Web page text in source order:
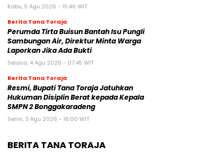
Rabu, 5 Agu 2026 - 15:46 WIT
Berita Tana Toraja
Perumda Tirta Buisun Bantah Isu Pungli
Sambungan Air, Direktur Minta Warga
Laporkan Jika Ada Bukti
Selasa, 4 Agu 2026 - 07:45 WIT
Berita Tana Toraja
Resmi, Bupati Tana Toraja Jatuhkan
Hukuman Disiplin Berat kepada Kepala
SMPN 2 Bonggakaradeng
Senin, 3 Agu 2026 - 16:00 WIT
BERITA TANA TORAJA